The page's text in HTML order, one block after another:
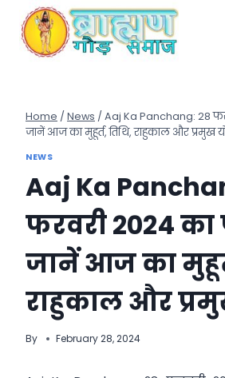
content
Home / News / Aaj Ka Panchang: 28
जानें आज का मुहूर्त, तिथि, राहुकाल और प्रमुख
NEWS
Aaj Ka
फरवरी 2024 का
जानें आज का
राहुकाल और
By February 28, 2024